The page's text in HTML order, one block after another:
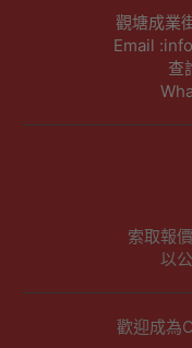
觀塘成業
Email
查
索取報
以
歡迎成為